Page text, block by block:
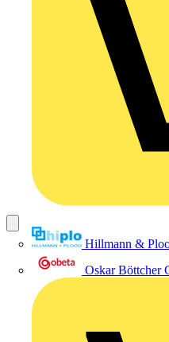
Hillmann &
Oskar Böttcher